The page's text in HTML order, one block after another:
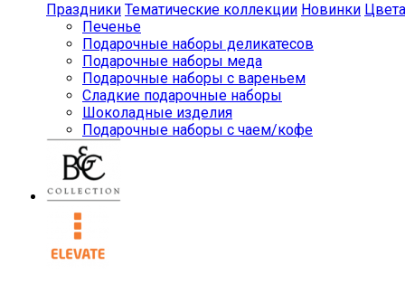
Праздники Тематические коллекции Новинки Цвета
Печенье
Подарочные наборы деликатесов
Подарочные наборы меда
Подарочные наборы с вареньем
Сладкие подарочные наборы
Шоколадные изделия
Подарочные наборы с чаем/кофе